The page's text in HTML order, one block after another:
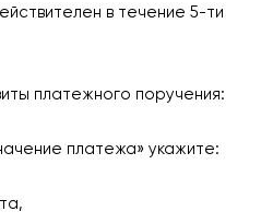
в течение 5-ти
платежного поручения:
платежа» укажите: